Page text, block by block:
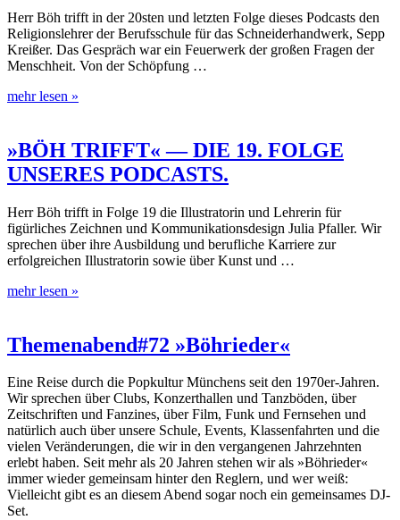
Herr Böh trifft in der 20sten und letzten Folge dieses Podcasts den
Religionslehrer der Berufsschule für das Schneiderhandwerk, Sepp
Kreißer. Das Gespräch war ein Feuerwerk der großen Fragen der
Menschheit. Von der Schöpfung …
mehr lesen »
»BÖH TRIFFT« — DIE 19. FOLGE
UNSERES PODCASTS.
Herr Böh trifft in Folge 19 die Illustratorin und Lehrerin für
figürliches Zeichnen und Kommunikationsdesign Julia Pfaller. Wir
sprechen über ihre Ausbildung und berufliche Karriere zur
erfolgreichen Illustratorin sowie über Kunst und …
mehr lesen »
Themenabend#72 »Böhrieder«
Eine Reise durch die Popkultur Münchens seit den 1970er-Jahren.
Wir sprechen über Clubs, Konzerthallen und Tanzböden, über
Zeitschriften und Fanzines, über Film, Funk und Fernsehen und
natürlich auch über unsere Schule, Events, Klassenfahrten und die
vielen Veränderungen, die wir in den vergangenen Jahrzehnten
erlebt haben. Seit mehr als 20 Jahren stehen wir als »Böhrieder«
immer wieder gemeinsam hinter den Reglern, und wer weiß:
Vielleicht gibt es an diesem Abend sogar noch ein gemeinsames DJ-
Set.